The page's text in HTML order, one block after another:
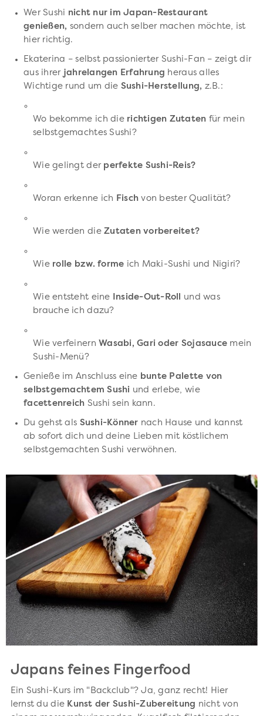
Wer Sushi nicht nur im Japan-Restaurant
genießen, sondern auch selber machen möchte, ist
hier richtig.
Ekaterina – selbst passionierter Sushi-Fan – zeigt dir
aus ihrer jahrelangen Erfahrung heraus alles
Wichtige rund um die Sushi-Herstellung, z.B.:
Wo bekomme ich die richtigen Zutaten für mein
selbstgemachtes Sushi?
Wie gelingt der perfekte Sushi-Reis?
Woran erkenne ich Fisch von bester Qualität?
Wie werden dieZutaten vorbereitet?
Wie rolle bzw. forme ich Maki-Sushi und Nigiri?
Wie entsteht eine Inside-Out-Roll
und was
brauche ich dazu?
Wie verfeinern Wasabi, Gari oder Sojasauce mein
Sushi-Menü?
Genieße im Anschluss eine bunte Palette von
selbstgemachtem Sushi und erlebe, wie
facettenreich Sushi sein kann.
Du gehst als Sushi-Könner nach Hause und kannst
ab sofort dich und deine Lieben mit köstlichem
selbstgemachten Sushi verwöhnen.
Japans feines Fingerfood
Ein Sushi-Kurs im "Backclub"? Ja, ganz recht! Hier
lernst du die Kunst der Sushi-Zubereitung nicht von